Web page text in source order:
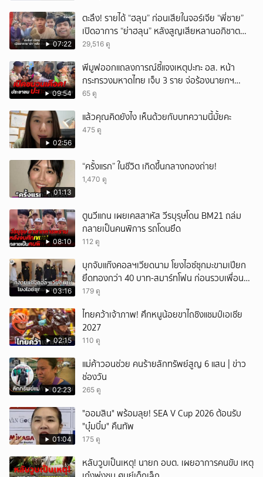
07:22
ตะลึง! รายได้ “ฮลุน” ก่อนเสียในจอร์เจีย “พี่ชาย”
เปิดอาการ “ย่าฮลุน” หลังสูญเสียหลานอภิชาต
บุตร!
29,516 ดู
09:54
พีมูฟออกแถลงการณ์ชี้แจงเหตุปะทะ อส. หน้า
กระทรวงมหาดไทย เจ็บ 3 ราย จ่อร้องนายกฯ
ตรวจสอบ
65 ดู
02:56
แล้วคุณคิดยังไง เห็นด้วยกับบทความนี้มั้ยคะ
475 ดู
01:13
“ครั้งแรก” ในชีวิต เกิดขึ้นกลางกองถ่าย!
1,470 ดู
08:10
ตูนวีแกน เผยเคสสาหัส วีรบุรุษโดน BM21 ถล่ม
กลายเป็นคนพิการ รถโดนยึด
112 ดู
03:16
บุกจับแก๊งคอลฯเวียดนาม โยงไอซ์ซุกมะขามเปียก
ยึดทองกว่า 40 บาท-สมาร์ทโฟน ก่อนรวบเพื่อน
ร่วมทีมหอบเงิน 1.5 แสนติดสินบนคาโรงพัก
179 ดู
02:15
ไทยคว้าเจ้าภาพ! ศึกหนูน้อยขาไถชิงแชมป์เอเชีย
2027
110 ดู
02:23
แม่ค้าวอนช่วย คนร้ายลักทรัพย์สูญ 6 แสน | ข่าว
ช่องวัน
265 ดู
01:04
"ออมสิน" พร้อมลุย! SEA V Cup 2026 ต้อนรับ
"บุ๋มบิ๋ม" คืนทัพ
175 ดู
หลับวูบเป็นเหตุ! นายก อบต. เผยอาการคนขับ เหตุ